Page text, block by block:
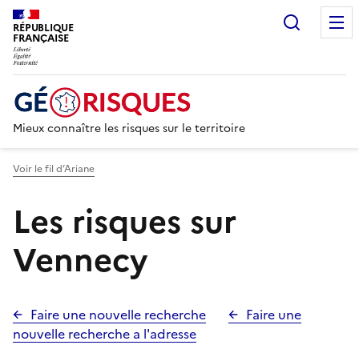
RÉPUBLIQUE
FRANÇAISE
Mieux connaître les risques sur le territoire
Voir le fil d’Ariane
Les risques sur
Vennecy
Faire une nouvelle recherche
Faire une
nouvelle recherche a l'adresse